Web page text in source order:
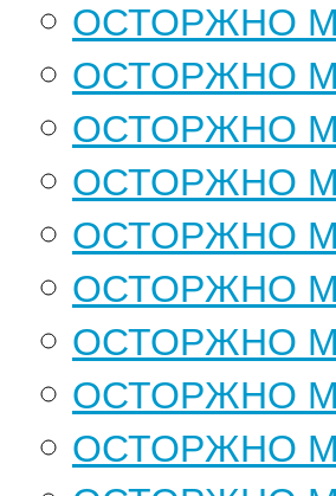
ОСТОРЖНО
ОСТОРЖНО
ОСТОРЖНО
ОСТОРЖНО
ОСТОРЖНО
ОСТОРЖНО
ОСТОРЖНО
ОСТОРЖНО
ОСТОРЖНО